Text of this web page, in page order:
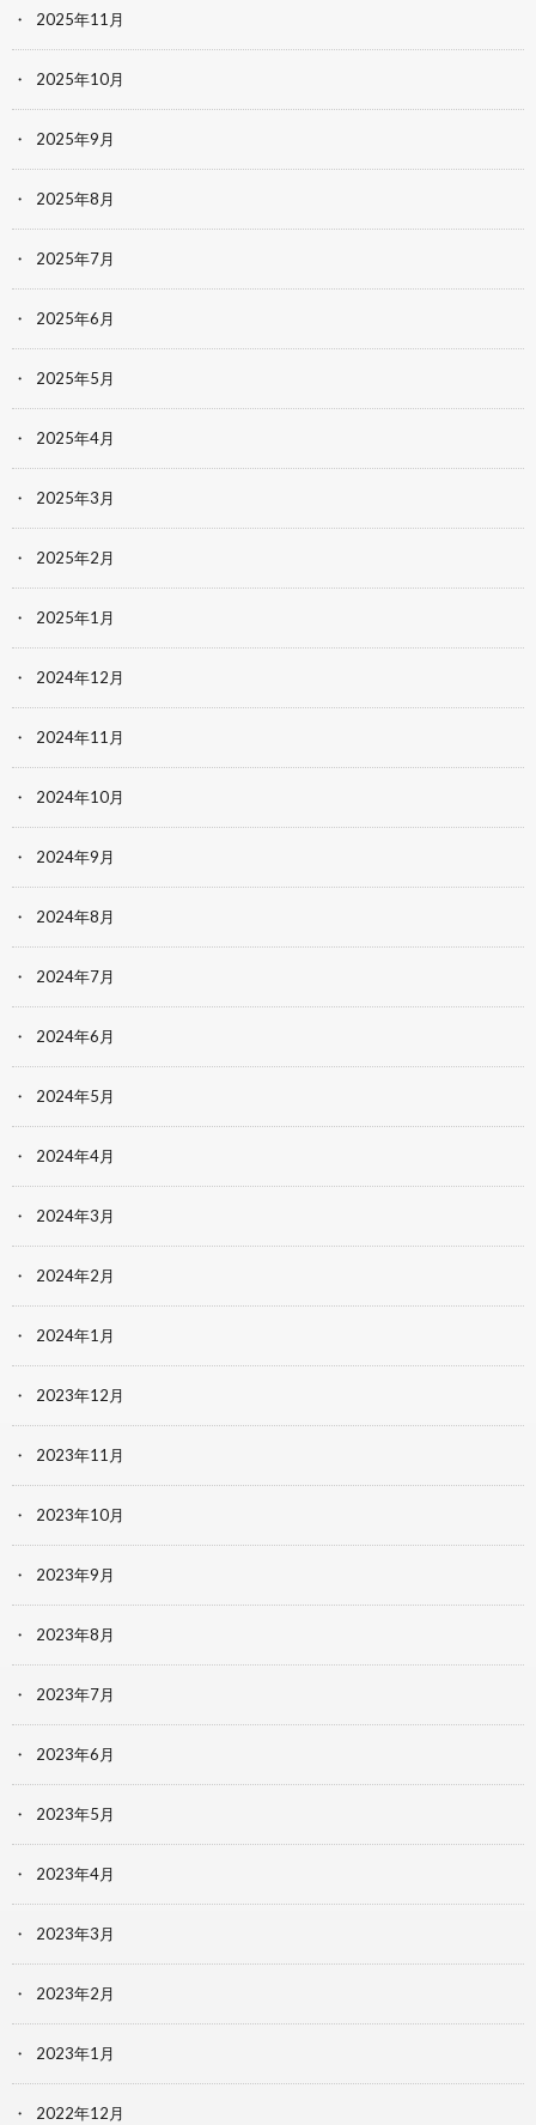
2025年11月
2025年10月
2025年9月
2025年8月
2025年7月
2025年6月
2025年5月
2025年4月
2025年3月
2025年2月
2025年1月
2024年12月
2024年11月
2024年10月
2024年9月
2024年8月
2024年7月
2024年6月
2024年5月
2024年4月
2024年3月
2024年2月
2024年1月
2023年12月
2023年11月
2023年10月
2023年9月
2023年8月
2023年7月
2023年6月
2023年5月
2023年4月
2023年3月
2023年2月
2023年1月
2022年12月